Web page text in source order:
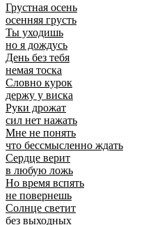
Грустная осень
осенняя грусть
Ты уходишь
но я дождусь
День без тебя
немая тоска
Словно курок
держу у виска
Руки дрожат
сил нет нажать
Мне не понять
что бессмысленно ждать
Сердце верит
в любую ложь
Но время вспять
не повернешь
Солнце светит
без выходных